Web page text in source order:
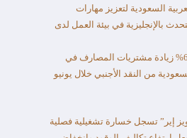
السعودية لتعزيز مهارات
بالإنجليزية في بيئة العمل لدى
%63 زيادة مشتريات المصارف في
من النقد الأجنبي خلال يونيو
إير” تسجل خسارة تشغيلية فصلية